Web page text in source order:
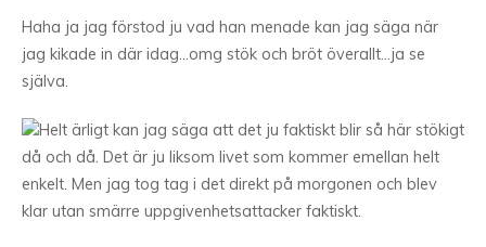
Haha ja jag förstod ju vad han menade kan jag säga när
jag kikade in där idag…omg stök och bröt överallt…ja se
själva.
Helt ärligt kan jag säga att det ju faktiskt blir så här stökigt
då och då. Det är ju liksom livet som kommer emellan helt
enkelt. Men jag tog tag i det direkt på morgonen och blev
klar utan smärre uppgivenhetsattacker faktiskt.